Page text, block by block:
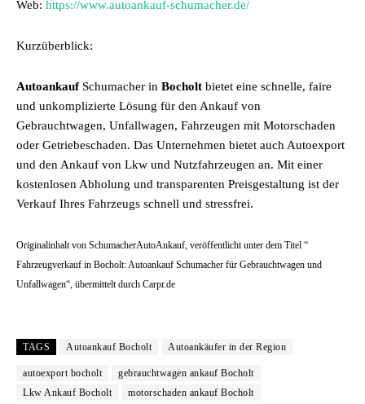
Web: https://www.autoankauf-schumacher.de/
Kurzüberblick:
AutoankaufSchumacher in Bocholt bietet eine schnelle, faire
und unkomplizierte Lösung für den Ankauf von
Gebrauchtwagen, Unfallwagen, Fahrzeugen mit Motorschaden
oder Getriebeschaden. Das Unternehmen bietet auch Autoexport
und den Ankauf von Lkw und Nutzfahrzeugen an. Mit einer
kostenlosen Abholung und transparenten Preisgestaltung ist der
Verkauf Ihres Fahrzeugs schnell und stressfrei.
Originalinhalt von SchumacherAutoAnkauf, veröffentlicht unter dem Titel “
Fahrzeugverkauf in Bocholt: Autoankauf Schumacher für Gebrauchtwagen und
Unfallwagen“, übermittelt durch Carpr.de
TAGS Autoankauf Bocholt Autoankäufer in der Region
autoexport bocholt
gebrauchtwagen ankauf Bocholt
Lkw Ankauf Bocholt
motorschaden ankauf Bocholt